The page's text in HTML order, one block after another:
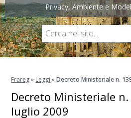
Privacy, Ambiente e
Frareg» Leggi »Decreto Ministeriale n.
Decreto Ministeriale
luglio 2009